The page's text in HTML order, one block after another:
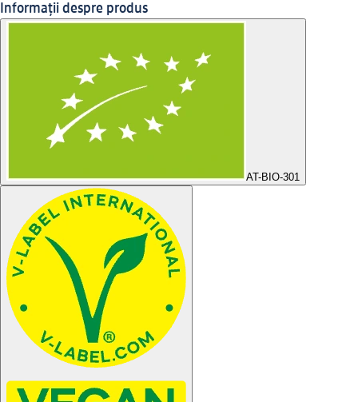
Informații despre produs
AT-BIO-301